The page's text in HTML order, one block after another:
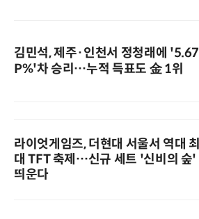
김민석, 제주·인천서 정청래에 '5.67
P%'차 승리…누적 득표도 金 1위
라이엇게임즈, 더현대 서울서 역대 최
대 TFT 축제…신규 세트 '신비의 숲'
띄운다